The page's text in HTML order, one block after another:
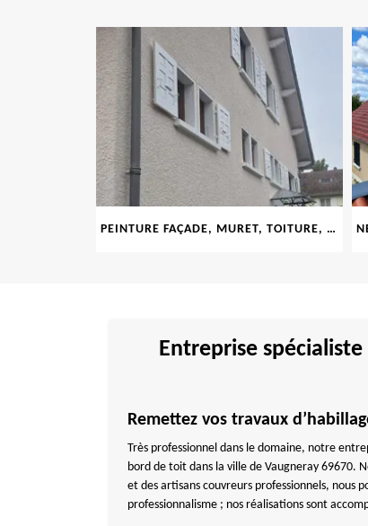
PEINTURE FAÇADE, MURET, TOITURE, BOISERIE, FERRONERIE, GOUTTIÈRE 69
Entreprise
Remettez vos travaux
Très professionnel dans le domaine, notre
bord de toit dans la ville de Vaugneray 69670.
et des artisans couvreurs professionnels, nous
professionnalisme ; nos réalisations sont